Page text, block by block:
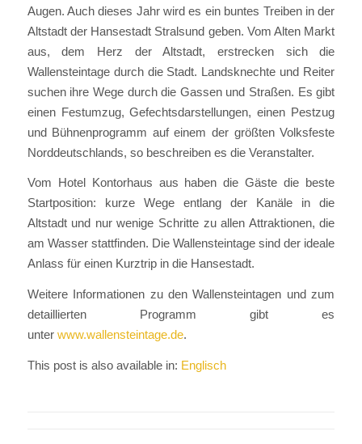
Augen. Auch dieses Jahr wird es ein buntes Treiben in der
Altstadt der Hansestadt Stralsund geben. Vom Alten Markt
aus, dem Herz der Altstadt, erstrecken sich die
Wallensteintage durch die Stadt. Landsknechte und Reiter
suchen ihre Wege durch die Gassen und Straßen. Es gibt
einen Festumzug, Gefechtsdarstellungen, einen Pestzug
und Bühnenprogramm auf einem der größten Volksfeste
Norddeutschlands, so beschreiben es die Veranstalter.
Vom Hotel Kontorhaus aus haben die Gäste die beste
Startposition: kurze Wege entlang der Kanäle in die
Altstadt und nur wenige Schritte zu allen Attraktionen, die
am Wasser stattfinden. Die Wallensteintage sind der ideale
Anlass für einen Kurztrip in die Hansestadt.
Weitere Informationen zu den Wallensteintagen und zum
detaillierten Programm gibt es
unter www.wallensteintage.de.
This post is also available in: Englisch